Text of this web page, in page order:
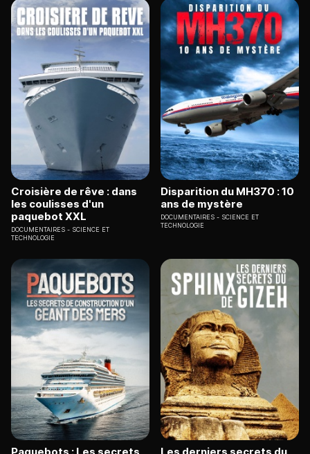
Croisière de rêve : dans
les coulisses d'un
paquebot XXL
DOCUMENTAIRES
SCIENCE ET
TECHNOLOGIE
Disparition du MH370 : 10
ans de mystère
DOCUMENTAIRES
SCIENCE ET
TECHNOLOGIE